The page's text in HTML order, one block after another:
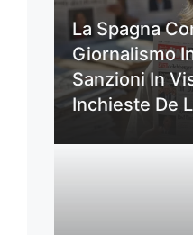
La Spagna
Giornalismo
Sanzioni In
Inchieste De